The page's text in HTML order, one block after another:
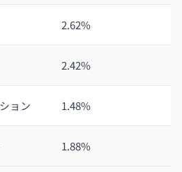
2.62%
2.42%
ョン 1.48%
1.88%